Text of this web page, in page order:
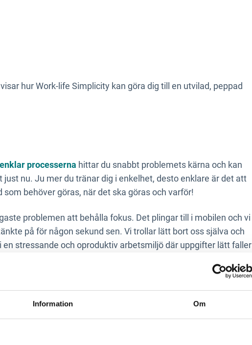
Information Om
hur Work-life Simplicity kan göra dig till en utvilad, peppad
processerna hittar du snabbt problemets kärna och kan
nu. Ju mer du tränar dig i enkelhet, desto enklare är det att
behöver göras, när det ska göras och varför!
problemen att behålla fokus. Det plingar till i mobilen och vi
på för någon sekund sen. Vi trollar lätt bort oss själva och
stressande och oproduktiv arbetsmiljö där uppgifter lätt faller